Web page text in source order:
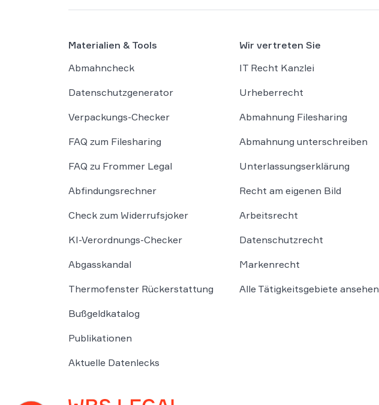
Materialien & Tools
Abmahncheck
Datenschutzgenerator
Verpackungs-Checker
FAQ zum Filesharing
FAQ zu Frommer Legal
Abfindungsrechner
Check zum Widerrufsjoker
KI-Verordnungs-Checker
Abgasskandal
Thermofenster Rückerstattung
Bußgeldkatalog
Publikationen
Aktuelle Datenlecks
Wir vertreten Sie
IT Recht Kanzlei
Urheberrecht
Abmahnung Filesharing
Abmahnung unterschreiben
Unterlassungserklärung
Recht am eigenen Bild
Arbeitsrecht
Datenschutzrecht
Markenrecht
Alle Tätigkeitsgebiete ansehen